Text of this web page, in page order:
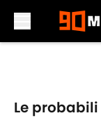
Le